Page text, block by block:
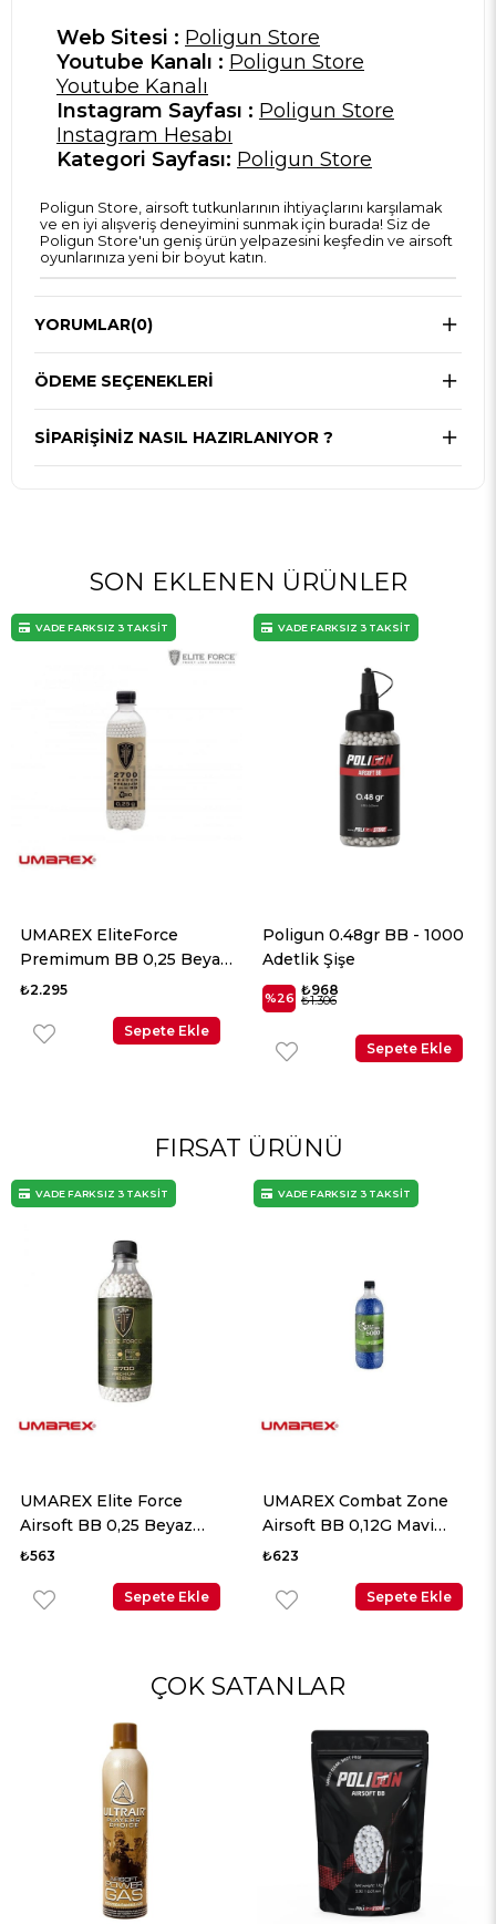
Web Sitesi : Poligun Store
Youtube Kanalı : Poligun Store
Youtube Kanalı
Instagram Sayfası : Poligun Store
Instagram Hesabı
Kategori Sayfası: Poligun Store
Poligun Store, airsoft tutkunlarının ihtiyaçlarını karşılamak
ve en iyi alışveriş deneyimini sunmak için burada! Siz de
Poligun Store'un geniş ürün yelpazesini keşfedin ve airsoft
oyunlarınıza yeni bir boyut katın.
YORUMLAR(0)
ÖDEME SEÇENEKLERI
SIPARIŞINIZ NASIL HAZIRLANIYOR ?
SON EKLENEN ÜRÜNLER
UMAREX EliteForce
Premimum BB 0,25 Beyaz
2700 Adet
₺2.295
Sepete Ekle
VADE FARKSIZ 3 TAKSİT
Poligun 0.48gr BB - 1000
Adetlik Şişe
%26 ₺968
₺1.306
Sepete Ekle
VADE FARKSIZ 3 TAKSİT
FIRSAT ÜRÜNÜ
UMAREX Elite Force
Airsoft BB 0,25 Beyaz
2700 Adet
₺563
Sepete Ekle
VADE FARKSIZ 3 TAKSİT
UMAREX Combat Zone
Airsoft BB 0,12G Mavi
5000 Adet
₺623
Sepete Ekle
VADE FARKSIZ 3 TAKSİT
ÇOK SATANLAR